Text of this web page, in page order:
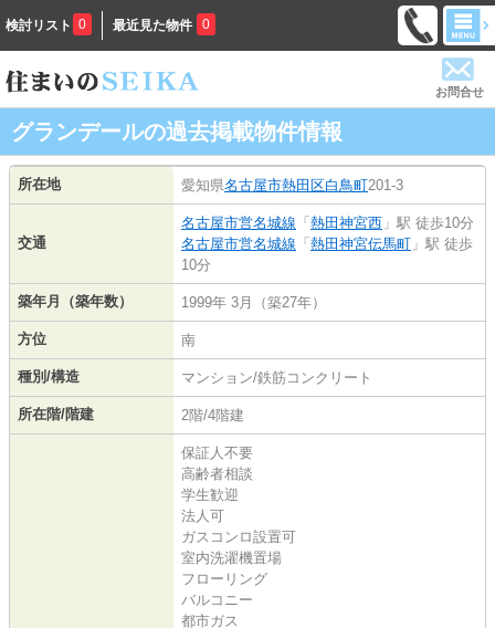
検討リスト 0 最近見た物件 0
お問合せ
グランデールの過去掲載物件情報
所在地 愛知県名古屋市熱田区白鳥町201-3
交通
名古屋市営名城線 「 熱田神宮西 」駅 徒歩10分
名古屋市営名城線 「 熱田神宮伝馬町 」駅 徒歩
10分
築年月（築年数） 1999年 3月（築27年）
方位 南
種別/構造 マンション/鉄筋コンクリート
所在階/階建 2階/4階建
保証人不要
高齢者相談
学生歓迎
法人可
ガスコンロ設置可
室内洗濯機置場
フローリング
バルコニー
都市ガス